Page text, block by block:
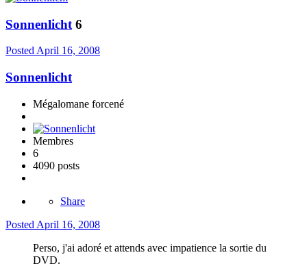
Sonnenlicht 6
PostedApril 16, 2008
Sonnenlicht
Mégalomane forcené
Membres
6
4090 posts
Share
Posted April 16, 2008
Perso, j'ai adoré et attends avec impatience la sortie du
DVD.